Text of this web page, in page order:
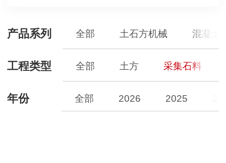
产品系列 全部 土石方机械 混凝土
工程类型 全部 土方 采集石料
年份 全部 2026 2025